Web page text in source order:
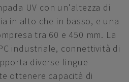
UV con un'altezza di
in alto che in basso, e una
tra 60 e 450 mm. La
industriale, connettività di
diverse lingue
ottenere capacità di